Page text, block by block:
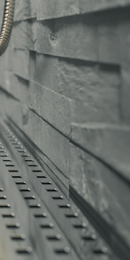
تماس با ما